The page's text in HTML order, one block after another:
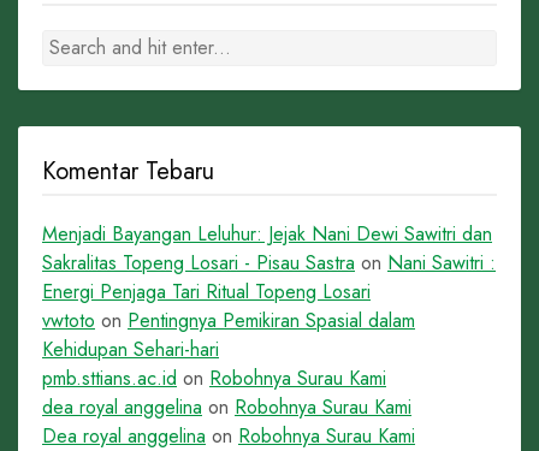
Komentar Tebaru
Menjadi Bayangan Leluhur: Jejak Nani Dewi Sawitri dan
Sakralitas Topeng Losari - Pisau Sastra on Nani Sawitri :
Energi Penjaga Tari Ritual Topeng Losari
vwtoto on Pentingnya Pemikiran Spasial dalam
Kehidupan Sehari-hari
pmb.sttians.ac.id on Robohnya Surau Kami
dea royal anggelina on Robohnya Surau Kami
Dea royal anggelina on Robohnya Surau Kami